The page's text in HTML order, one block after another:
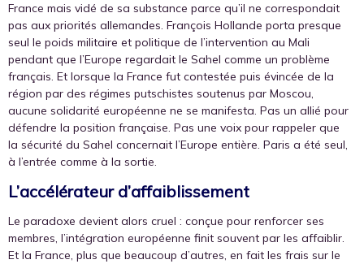
France mais vidé de sa substance parce qu’il ne correspondait
pas aux priorités allemandes. François Hollande porta presque
seul le poids militaire et politique de l’intervention au Mali
pendant que l’Europe regardait le Sahel comme un problème
français. Et lorsque la France fut contestée puis évincée de la
région par des régimes putschistes soutenus par Moscou,
aucune solidarité européenne ne se manifesta. Pas un allié pour
défendre la position française. Pas une voix pour rappeler que
la sécurité du Sahel concernait l’Europe entière. Paris a été seul,
à l’entrée comme à la sortie.
L’accélérateur d’affaiblissement
Le paradoxe devient alors cruel : conçue pour renforcer ses
membres, l’intégration européenne finit souvent par les affaiblir.
Et la France, plus que beaucoup d’autres, en fait les frais sur le